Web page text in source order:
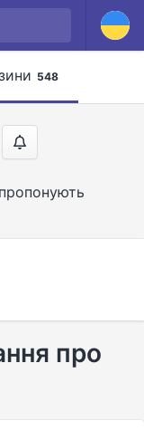
548
про